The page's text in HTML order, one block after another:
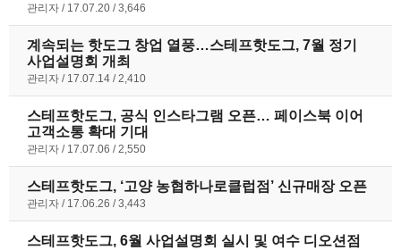
관리자 17.07.20 3,646
계속되는 핫도그 창업 열풍…스테프핫도그, 7월 정기
사업설명회 개최
관리자 17.07.14 2,410
스테프핫도그, 공식 인스타그램 오픈… 페이스북 이어
고객소통 확대 기대
관리자 17.07.06 2,550
스테프핫도그, ‘고양 농협하나로클럽점’ 신규매장 오픈
관리자 17.06.26 3,443
스테프핫도그, 6월 사업설명회 실시 및 여수 디오션점